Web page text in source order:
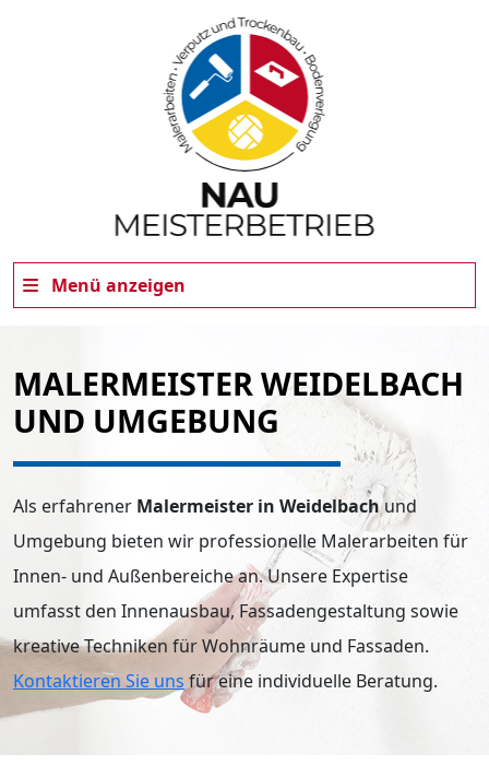
Menü anzeigen
MALERMEISTER WEIDELBACH
UND UMGEBUNG
Als erfahrener Malermeister in Weidelbachund
Umgebung bieten wir professionelle Malerarbeiten für
Innen- und Außenbereiche an. Unsere Expertise
umfasst den Innenausbau, Fassadengestaltung sowie
kreative Techniken für Wohnräume und Fassaden.
Kontaktieren Sie uns für eine individuelle Beratung.